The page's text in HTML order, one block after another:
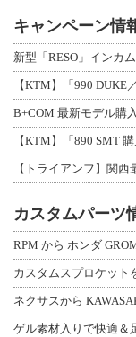
キャンペーン情
【KTM】「990 DUKE
【KTM】「890 SMT
カスタムパーツ
ネクサスから